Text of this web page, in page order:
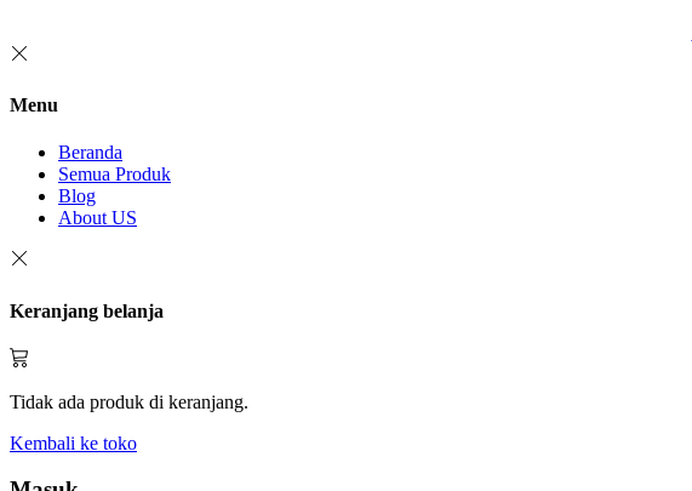
Menu
Beranda
Semua Produk
Blog
About US
Keranjang belanja
Tidak ada produk di keranjang.
Kembali ke toko